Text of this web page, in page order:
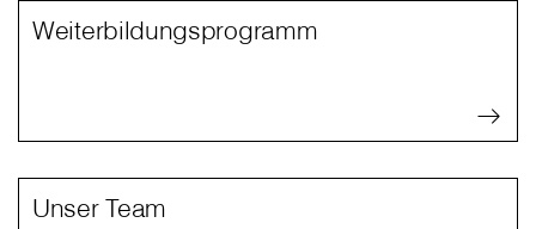
Weiterbildungsprogramm
Unser Team